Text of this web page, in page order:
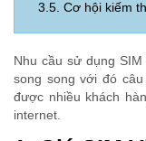
3.5. Cơ hội kiếm
Nhu cầu sử dụng
song song với đó
được nhiều khách
internet.